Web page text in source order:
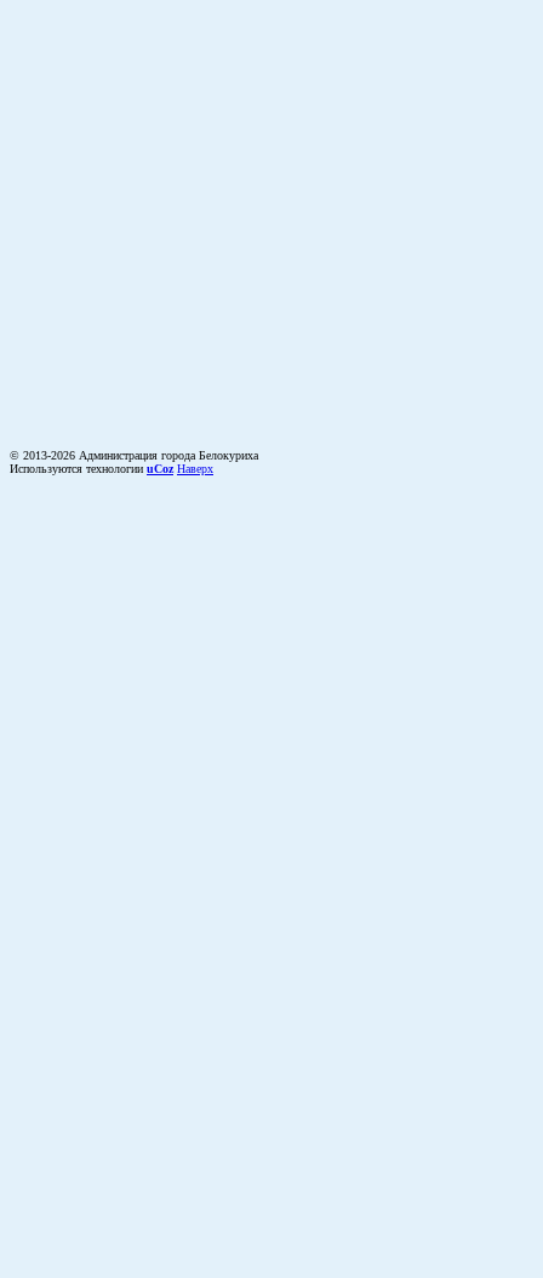
© 2013-2026 Администрация города Белокуриха
Используются технологии uCoz Наверх